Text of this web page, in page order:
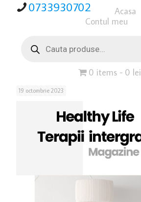
0733930702 Acasa
Contul meu
search
0 items 0 lei
19 octombrie 2023